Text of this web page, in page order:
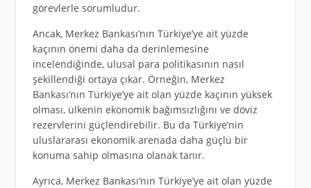
görevlerle sorumludur.
Ancak, Merkez Bankası’nın Türkiye’ye ait yüzde
kaçının önemi daha da derinlemesine
incelendiğinde, ulusal para politikasının nasıl
şekillendiği ortaya çıkar. Örneğin, Merkez
Bankası’nın Türkiye’ye ait olan yüzde kaçının yüksek
olması, ülkenin ekonomik bağımsızlığını ve döviz
rezervlerini güçlendirebilir. Bu da Türkiye’nin
uluslararası ekonomik arenada daha güçlü bir
konuma sahip olmasına olanak tanır.
Ayrıca, Merkez Bankası’nın Türkiye’ye ait olan yüzde